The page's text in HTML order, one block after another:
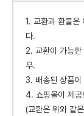
1. 교환과 환불은
다.
2. 교환이 가능한
우.
3. 배송된 상품이
4. 쇼핑몰이 제
(교환은 위와 같